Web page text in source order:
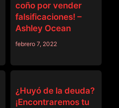
coño por vender
falsificaciones! –
Ashley Ocean
febrero 7, 2022
¿Huyó de la deuda?
¡Encontraremos tu